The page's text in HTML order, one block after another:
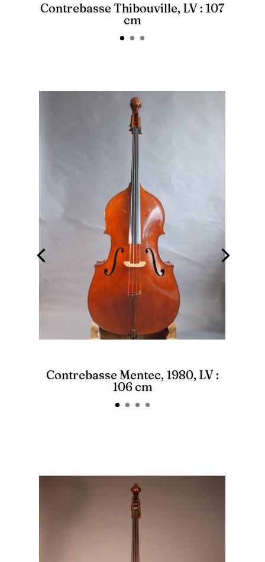
Contrebasse Thibouville, LV : 107
cm
Contrebasse Mentec, 1980, LV :
106 cm